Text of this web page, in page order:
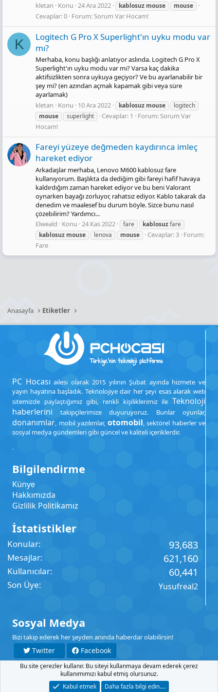
kletan
Konu 24 Ara 2022 kablosuz mouse mouse
Cevaplar: 0 Forum:Sorum Var Hocam!
K
Logitech G Pro X Superlight'ın uyku modu var
mı?
Merhaba, konu başlığı anlatıyor aslında. Logitech G Pro X
Superlight'ın uyku modu var mı? Varsa kaç dakika
aktifsizlikten sonra uykuya geçiyor? Ve bu ayarlanabilir bir
şey mi? (en azından açmak kapamak gibi veya süre
ayarlamak)
kletan
Konu 10 Ara 2022 kablosuz mouse
logitech
mouse
superlight Cevaplar: 1 Forum: Sorum Var
Hocam!
Fareyi yüzeye değmeden kaydırınca imleç
hareket ediyor
Arkadaşlar merhaba, Lenovo M600 kablosuz fare
kullanıyorum. Başlıkta da dediğim gibi fareyi hafif havaya
kaldırdığım zaman hareket ediyor ve bu beni Valorant
oynarken bayağı zorluyor, rahatsız ediyor. Kablo takarak da
denedim ve maalesef bu durum böyle. Sizce bunu nasıl
çözebilirim? Yardımcı...
Elweald
Konu 24 Kas 2022 fare kablosuzfare
kablosuz mouse lenova mouse Cevaplar: 3 Forum:
Fare
Anasayfa Etiketler
PC Hocası ailesi olarak 2015 yılının Şubat ayında hizmete ve
yayın hayatına başladık. Teknolojiye dair her şeyi esas alarak web
sitemizde paylaştığımız gibi, renkli kişiliklerimiz ile Teknoloji
haberlerini takipçilerimize duyuruyoruz. Bunlar oyunlar,
donanımlar, mobil yazılımlar, otomobil, sektörel haberler ve
sosyal medya gündemleri gibi güncel ve kaliteli içeriklerdir.
.
Bilgilendirme
Künye
Hakkımızda
Gizlilik Politikamız
İstatistikler
Konular 93,683
Mesajlar 621,160
Kullanıcılar 60,441
Son Üye Yusufreal2
Sosyal Medya
Bizi takip ederek her şeyden anında haberdar olabilirsin!
Twitter
Facebook
YouTube
Instagram
Şartlar Gizlilik Yardım Anasayfa
R
Bu site çerezler kullanır. Bu siteyi kullanmaya devam ederek çerez
kullanımımızı kabul etmiş olursunuz.
Kabul etmek
Daha fazla bilgi edin.…